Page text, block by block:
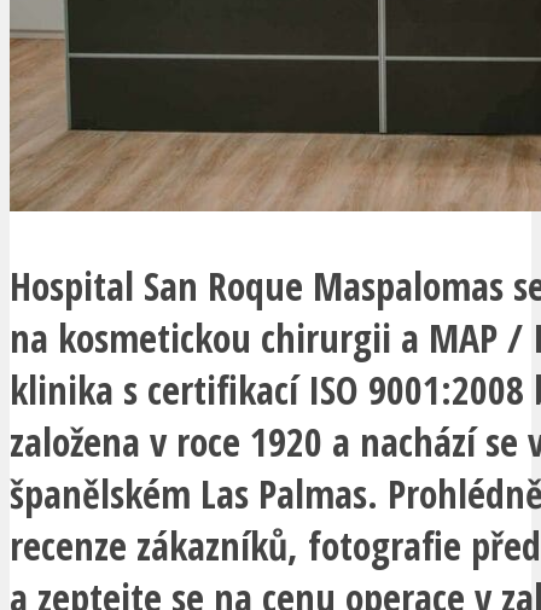
Hospital San Roque Maspalomas
na kosmetickou chirurgii a MAP /
klinika s certifikací ISO 9001:2008
založena v roce 1920 a nachází se
španělském Las Palmas.
recenze zákazníků, fotografie
a zeptejte se na cenu operace v